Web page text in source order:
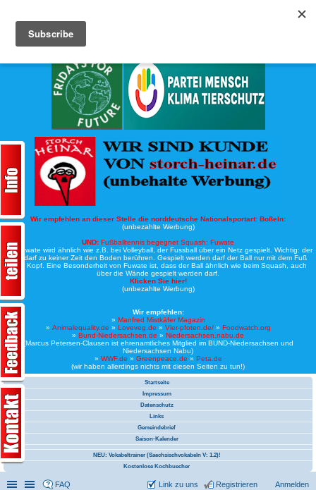
Wir empfehlen an dieser Stelle die norddeutsche Nationalsportart: Boßeln:
(unbezahlte Werbung)
UND: Fußballtennis begegnet Squash: Fuwate
Bei Fuwate wird ähnlich wie z.B. bei Volleyball, der Fussball über ein Netz gespielt. Wichtig: der
Ball darf zu keiner Zeit den Boden berühren. Gespielt werden darf der Ball nur mit dem Fuß
oder Kopf. Eine Besonderheit von Fuwate ist, dass der Ball ähnlich wie beim Squash, auch
über die Wände gespielt werden darf.
Klicken Sie hier!
(unbezahlte Werbung)
Wir empfehlen:
» Manfred Mistkäfer Magazin
» Animalequality.de » Loveveg.de » Vier-pfoten.de/» Foodwatch.org
» Bund-Niedersachsen.de » Niedersachsen.nabu.de
(Marcus Petersen-Clausen ist ehrenamtliches Mitglied im BUND-Niedersachsen und
Niedersachsen Nabu)
» WWF.de » Greenpeace.de » Peta.de
(wir haben allerdings nichts mit diesen Seiten zu tun!)
Startseite
Impressum
Datenschutz
Links
Gemeindebrief
Saison-Kalender
NEU: Vokabeltrainer (Saechsischvokabeln V: 1.2)!
Kostenlose Kochbuecher
Schnellzugriff
Linkliste
FAQ Anmelden
Registrieren
Link zu uns